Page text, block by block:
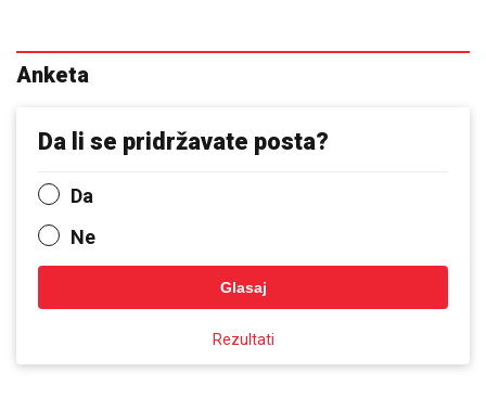
Anketa
Da li se pridržavate posta?
Da
Ne
Glasaj
Rezultati